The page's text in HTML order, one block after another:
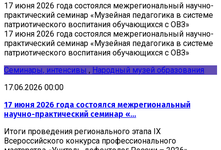
17 июня 2026 года состоялся межрегиональный научно-
практический семинар «Музейная педагогика в системе
патриотического воспитания обучающихся с ОВЗ»
17 июня 2026 года состоялся межрегиональный научно-
практический семинар «Музейная педагогика в системе
патриотического воспитания обучающихся с ОВЗ»
Семинары, интенсивы , Народный музей образования
17.06.2026 00:00
17 июня 2026 года состоялся межрегиональный
научно-практический семинар «...
Итоги проведения регионального этапа IX
Всероссийского конкурса профессионального